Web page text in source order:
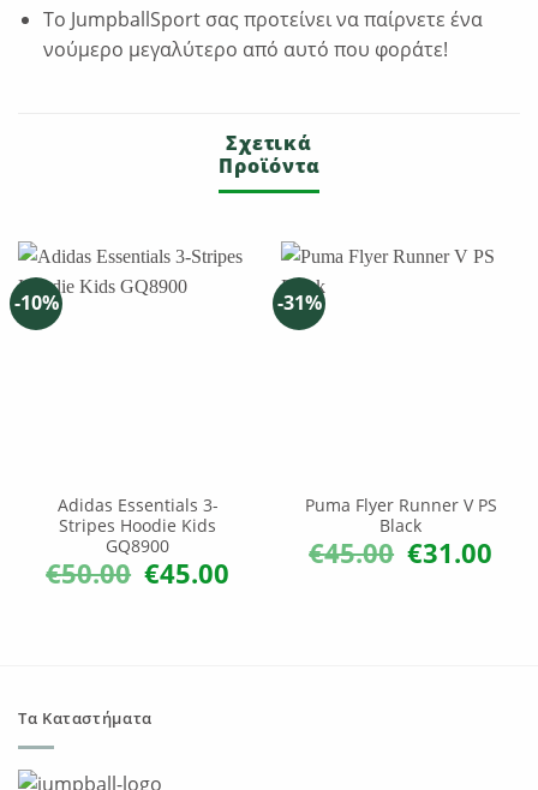
Το JumpballSport σας προτείνει να παίρνετε ένα
νούμερο μεγαλύτερο από αυτό που φοράτε!
Σχετικά
Προϊόντα
-10%
Adidas Essentials 3-
Stripes Hoodie Kids
GQ8900
€50.00 Original
price
€45.00Η
τρέχουσα
-31%
Puma Flyer Runner V PS
Black
€45.00 Original
price
€31.00Η
Τα Καταστήματα